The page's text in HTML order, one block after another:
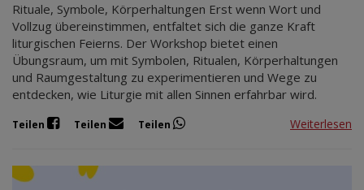
Rituale, Symbole, Körperhaltungen Erst wenn Wort und
Vollzug übereinstimmen, entfaltet sich die ganze Kraft
liturgischen Feierns. Der Workshop bietet einen
Übungsraum, um mit Symbolen, Ritualen, Körperhaltungen
und Raumgestaltung zu experimentieren und Wege zu
entdecken, wie Liturgie mit allen Sinnen erfahrbar wird.
Teilen Teilen Teilen Weiterlesen